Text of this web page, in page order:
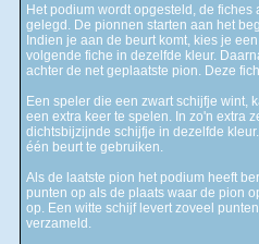
Het podium wordt opgesteld, de
gelegd. De pionnen starten aan het
Indien je aan de beurt komt, kies je
volgende fiche in dezelfde kleur.
achter de net geplaatste pion. Deze
Een speler die een zwart schijfje wint,
een extra keer te spelen. In zo'n extra
dichtsbijzijnde schijfje in dezelfde
één beurt te gebruiken.
Als de laatste pion het podium heeft
punten op als de plaats waar de pion
op. Een witte schijf levert zoveel
verzameld.